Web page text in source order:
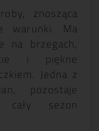
znosząca
warunki. Ma
na brzegach,
i piękne
Jedna z
pozostaje
sezon